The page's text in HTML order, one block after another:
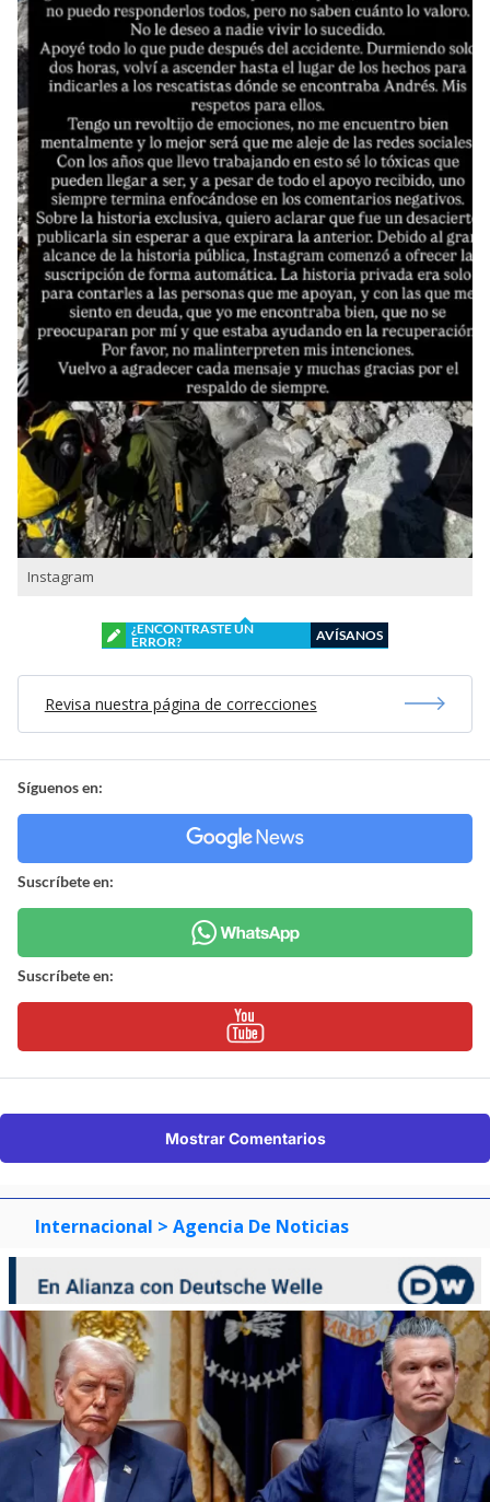
Instagram
¿ENCONTRASTE UN
ERROR?
AVÍSANOS
Revisa nuestra página de correcciones
Síguenos en:
Suscríbete en:
Suscríbete en:
Mostrar Comentarios
Internacional > Agencia De Noticias